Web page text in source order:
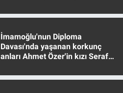
İmamoğlu'nun Diploma
Davası'nda yaşanan korkunç
anları Ahmet Özer'in kızı Seraf